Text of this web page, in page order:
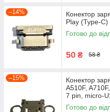
–14%
Конектор
Play (Type-C)
Готово до
50 ₴ 58 ₴
–15%
Конектор
A510F,
7 pin, micro-
Готово до